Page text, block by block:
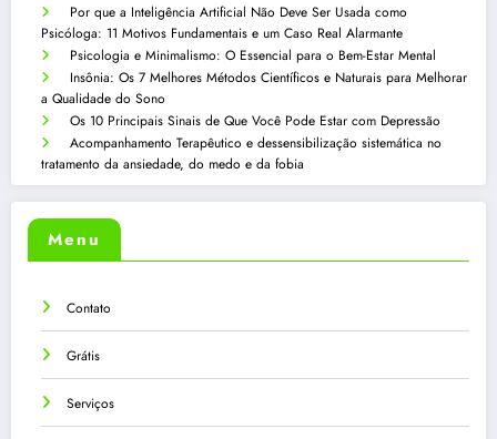
Por que a Inteligência Artificial Não Deve Ser Usada como
Psicóloga: 11 Motivos Fundamentais e um Caso Real Alarmante
Psicologia e Minimalismo: O Essencial para o Bem-Estar Mental
Insônia: Os 7 Melhores Métodos Científicos e Naturais para Melhorar
a Qualidade do Sono
Os 10 Principais Sinais de Que Você Pode Estar com Depressão
Acompanhamento Terapêutico e dessensibilização sistemática no
tratamento da ansiedade, do medo e da fobia
Menu
Contato
Grátis
Serviços